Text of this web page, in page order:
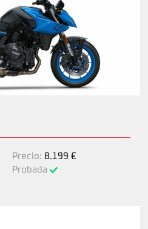
Precio: 8.199 €
Probada